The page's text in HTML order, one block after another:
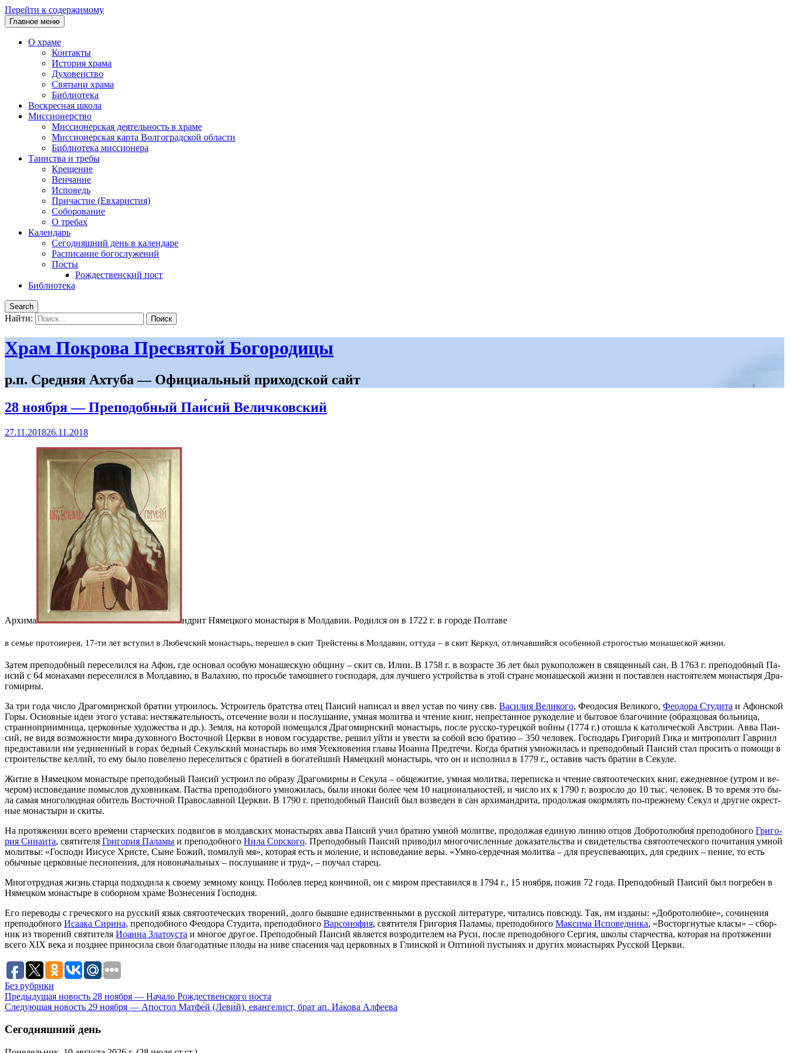
Перейти к содержимому
Главное меню
О храме
Контакты
История храма
Духовенство
Святыни храма
Библиотека
Воскресная школа
Миссионерство
Миссионерская деятельность в храме
Миссионерская карта Волгоградской области
Библиотека миссионера
Таинства и требы
Крещение
Венчание
Исповедь
Причастие (Евхаристия)
Соборование
О требах
Календарь
Сегодняшний день в календаре
Расписание богослужений
Посты
Рождественский пост
Библиотека
Search
Найти:
Храм Покрова Пресвятой Богородицы
р.п. Средняя Ахтуба — Официальный приходской сайт
28 ноября — Преподобный Паи́сий Величковский
27.11.201826.11.2018
Ар­хи­ма нд­рит Ня­мец­ко­го мо­на­сты­ря в Мол­да­вии. Ро­дил­ся он в 1722 г. в го­ро­де Пол­та­ве
в се­мье про­то­и­е­рея, 17-ти лет всту­пил в Лю­беч­ский мо­на­стырь, пе­ре­шел в скит Трей­сте­ны в Мол­да­вии, от­ту­да – в скит Кер­кул, от­ли­чав­ший­ся осо­бен­ной стро­го­стью мо­на­ше­ской жиз­ни.
За­тем пре­по­доб­ный пе­ре­се­лил­ся на Афон, где ос­но­вал осо­бую мо­на­ше­скую об­щи­ну – скит св. Илии. В 1758 г. в воз­расте 36 лет был ру­ко­по­ло­жен в свя­щен­ный сан. В 1763 г. пре­по­доб­ный Па­
и­сий с 64 мо­на­ха­ми пе­ре­се­лил­ся в Мол­да­вию, в Ва­ла­хию, по прось­бе та­мош­не­го гос­по­да­ря, для луч­ше­го устрой­ства в этой стране мо­на­ше­ской жиз­ни и по­став­лен на­сто­я­те­лем мо­на­сты­ря Дра­
го­мир­ны.
За три го­да чис­ло Дра­го­мирн­ской бра­тии утро­и­лось. Устро­и­тель брат­ства отец Па­и­сий на­пи­сал и ввел устав по чи­ну свв. Ва­си­лия Ве­ли­ко­го, Фе­о­до­сия Ве­ли­ко­го, Фе­о­до­ра Сту­ди­та и Афон­ской
Го­ры. Ос­нов­ные идеи это­го уста­ва: нес­тя­жа­тель­ность, от­се­че­ние во­ли и по­слу­ша­ние, ум­ная мо­лит­ва и чте­ние книг, непре­стан­ное ру­ко­де­лие и бы­то­вое бла­го­чи­ние (об­раз­цо­вая боль­ни­ца,
стран­но­при­им­ни­ца, цер­ков­ные ху­до­же­ства и др.). Зем­ля, на ко­то­рой по­ме­щал­ся Дра­го­мирн­ский мо­на­стырь, по­сле рус­ско-ту­рец­кой вой­ны (1774 г.) ото­шла к ка­то­ли­че­ской Ав­стрии. Ав­ва Па­и­
сий, не ви­дя воз­мож­но­сти ми­ра ду­хов­но­го Во­сточ­ной Церк­ви в но­вом го­су­дар­стве, ре­шил уй­ти и уве­сти за со­бой всю бра­тию – 350 че­ло­век. Гос­по­дарь Гри­го­рий Ги­ка и мит­ро­по­лит Гав­ри­ил
предо­ста­ви­ли им уеди­нен­ный в го­рах бед­ный Се­куль­ский мо­на­стырь во имя Усек­но­ве­ния гла­вы Иоан­на Пред­те­чи. Ко­гда бра­тия умно­жи­лась и пре­по­доб­ный Па­и­сий стал про­сить о по­мо­щи в
стро­и­тель­стве кел­лий, то ему бы­ло по­ве­ле­но пе­ре­се­лить­ся с бра­ти­ей в бо­га­тей­ший Ня­мец­кий мо­на­стырь, что он и ис­пол­нил в 1779 г., оста­вив часть бра­тии в Се­ку­ле.
Жи­тие в Ня­мец­ком мо­на­сты­ре пре­по­доб­ный Па­и­сий устро­ил по об­ра­зу Дра­го­мир­ны и Се­ку­ла – об­ще­жи­тие, ум­ная мо­лит­ва, пе­ре­пис­ка и чте­ние свя­то­оте­че­ских книг, еже­днев­ное (утром и ве­
че­ром) ис­по­ве­да­ние по­мыс­лов ду­хов­ни­кам. Паства пре­по­доб­но­го умно­жи­лась, бы­ли ино­ки бо­лее чем 10 на­цио­наль­но­стей, и чис­ло их к 1790 г. воз­рос­ло до 10 тыс. че­ло­век. В то вре­мя это бы­
ла са­мая мно­го­люд­ная оби­тель Во­сточ­ной Пра­во­слав­ной Церк­ви. В 1790 г. пре­по­доб­ный Па­и­сий был воз­ве­ден в сан ар­хи­манд­ри­та, про­дол­жая окорм­лять по-преж­не­му Се­кул и дру­гие окрест­
ные мо­на­сты­ри и ски­ты.
На про­тя­же­нии все­го вре­ме­ни стар­че­ских по­дви­гов в мол­дав­ских мо­на­сты­рях ав­ва Па­и­сий учил бра­тию ум­ной мо­лит­ве, про­дол­жая еди­ную ли­нию от­цов Доб­ро­то­лю­бия пре­по­доб­но­го Гри­го­
рия Си­на­и­та, свя­ти­те­ля Гри­го­рия Па­ла­мы и пре­по­доб­но­го Ни­ла Сор­ско­го. Пре­по­доб­ный Па­и­сий при­во­дил мно­го­чис­лен­ные до­ка­за­тель­ства и сви­де­тель­ства свя­то­оте­че­ско­го по­чи­та­ния ум­ной
мо­лит­вы: «Гос­по­ди Иису­се Хри­сте, Сыне Бо­жий, по­ми­луй мя», ко­то­рая есть и мо­ле­ние, и ис­по­ве­да­ние ве­ры. «Ум­но-сер­деч­ная мо­лит­ва – для пре­успе­ва­ю­щих, для сред­них – пе­ние, то есть
обыч­ные цер­ков­ные пес­но­пе­ния, для но­во­на­чаль­ных – по­слу­ша­ние и труд», – по­учал ста­рец.
Мно­го­труд­ная жизнь стар­ца под­хо­ди­ла к сво­е­му зем­но­му кон­цу. По­болев пе­ред кон­чи­ной, он с ми­ром пре­ста­вил­ся в 1794 г., 15 но­яб­ря, по­жив 72 го­да. Пре­по­доб­ный Па­и­сий был по­гре­бен в
Ня­мец­ком мо­на­сты­ре в со­бор­ном хра­ме Воз­не­се­ния Гос­под­ня.
Его пе­ре­во­ды с гре­че­ско­го на рус­ский язык свя­то­оте­че­ских тво­ре­ний, дол­го быв­шие един­ствен­ны­ми в рус­ской ли­те­ра­ту­ре, чи­та­лись по­всю­ду. Так, им из­да­ны: «Доб­ро­то­лю­бие», со­чи­не­ния
пре­по­доб­но­го Иса­а­ка Си­ри­на, пре­по­доб­но­го Фе­о­до­ра Сту­ди­та, пре­по­доб­но­го Вар­со­но­фия, свя­ти­те­ля Гри­го­рия Па­ла­мы, пре­по­доб­но­го Мак­си­ма Ис­по­вед­ни­ка, «Вос­торг­ну­тые кла­сы» – сбор­
ник из тво­ре­ний свя­ти­те­ля Иоан­на Зла­то­уста и мно­гое дру­гое. Пре­по­доб­ный Па­и­сий яв­ля­ет­ся воз­ро­ди­те­лем на Ру­си, по­сле пре­по­доб­но­го Сер­гия, шко­лы стар­че­ства, ко­то­рая на про­тя­же­нии
все­го XIX ве­ка и позд­нее при­но­си­ла свои бла­го­дат­ные пло­ды на ни­ве спа­се­ния чад цер­ков­ных в Глин­ской и Оп­ти­ной пу­сты­нях и дру­гих мо­на­сты­рях Рус­ской Церк­ви.
Без рубрики
Предыдущая новость 28 ноября — Начало Рождественского поста
Следующая новость 29 ноября — Апостол Матфе́й (Леви́й), евангелист, брат ап. Иа́кова Алфеева
Сегодняшний день